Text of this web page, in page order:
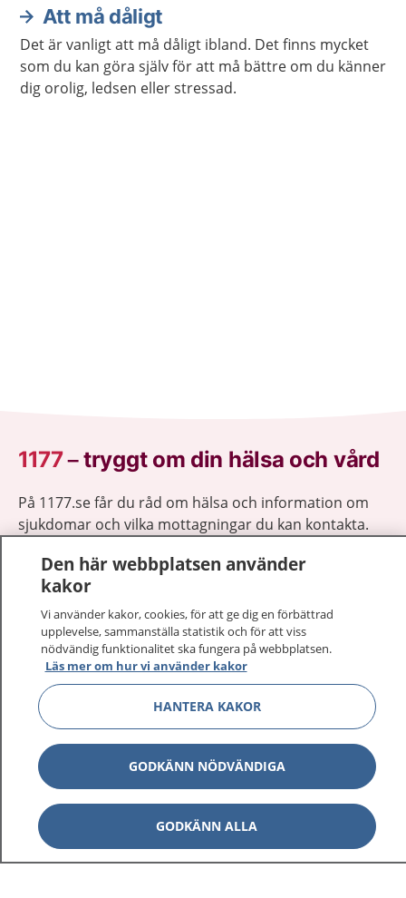
Att må dåligt
Det är vanligt att må dåligt ibland. Det finns mycket
som du kan göra själv för att må bättre om du känner
dig orolig, ledsen eller stressad.
1177–tryggt om din hälsa och vård
På 1177.se får du råd om hälsa och information om
sjukdomar och vilka mottagningar du kan kontakta.
vårdärenden. Ring telefonnummer 1177 för
sjukvårdsrådgivning dygnet runt.
1177 ger dig råd när du vill må bättre.
1177 på flera språk Visa
Om 1177 Visa
Kontakt Visa
Den här webbplatsen använder
kakor
Vi använder kakor, cookies, för att ge dig en förbättrad
upplevelse, sammanställa statistik och för att viss
nödvändig funktionalitet ska fungera på webbplatsen.
Läs mer om hur vi använder kakor
HANTERA KAKOR
GODKÄNN NÖDVÄNDIGA
GODKÄNN ALLA